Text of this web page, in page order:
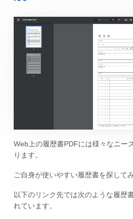
Web上の履歴書PDFには様々なニー
ります。
ご自身が使いやすい履歴書を探して
以下のリンク先では次のような履歴
れています。